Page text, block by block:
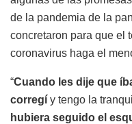
de la pandemia de la
concretaron para que el
coronavirus haga el
“Cuando les dije que
corregí y tengo la
hubiera seguido el